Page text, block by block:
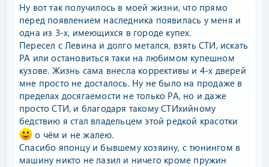
e
d
a
t
e
Ну вот так получилось в моей жизни, что прямо
перед появлением наследника появилась у меня и
одна из 3-х, имеющихся в городе купех.
Пересел с Левина и долго метался, взять СТИ, искать
РА или остановиться таки на любимом купешном
кузове. Жизнь сама внесла коррективы и 4-х дверей
мне просто не досталось. Ну не было на продаже в
пределах досягаемости не только РА, но и даже
просто СТИ, и благодаря такому СТИхийному
бедствию я стал владельцем этой редкой красотки
о чём и не жалею.
Спасибо японцу и бывшему хозяину, с тюнингом в
машину никто не лазил и ничего кроме пружин